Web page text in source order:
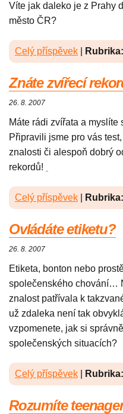
Víte jak daleko je z Prahy
město ČR?
Celý příspěvek Rubrika:
Znáte zvířecí
26. 8. 2007
Máte rádi zvířata a
Připravili jsme pro vás
znalosti či alespoň dobrý
rekordů!
Celý příspěvek Rubrika:
Ovládáte etiketu?
26. 8. 2007
Etiketa, bonton nebo
společenského chování…
znalost patřívala k
už zdaleka není tak
vzpomenete, jak si
společenských situacích?
Celý příspěvek Rubrika:
Rozumíte